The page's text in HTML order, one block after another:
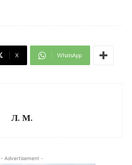
X WhatsApp
Л. М.
- Advertisement -